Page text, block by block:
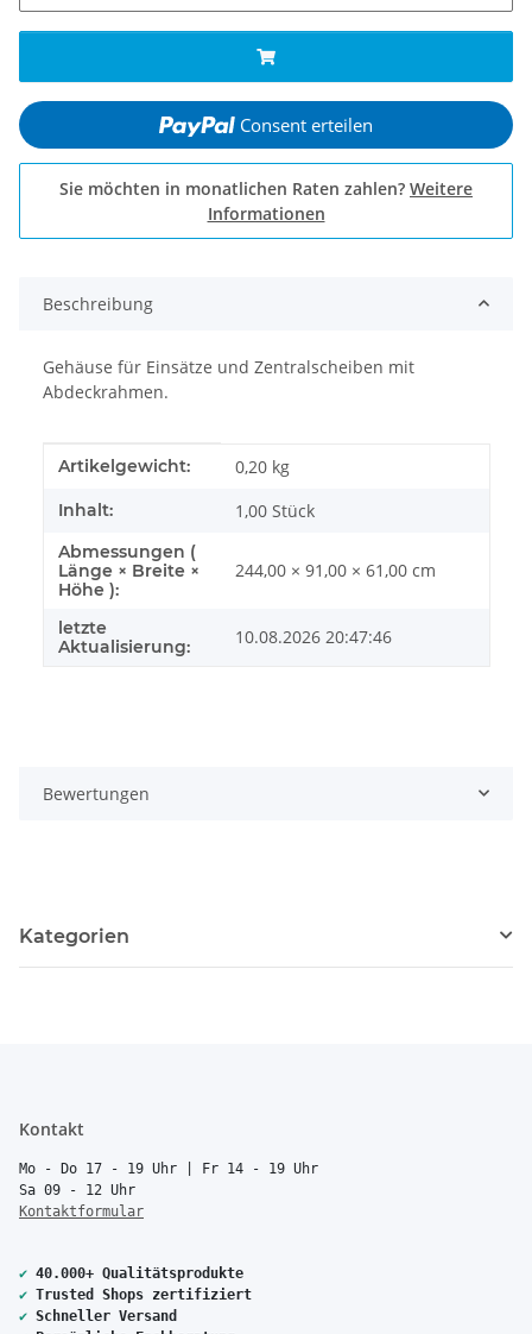
Consent erteilen
Sie möchten in monatlichen Raten zahlen? Weitere
Informationen
Beschreibung
Gehäuse für Einsätze und Zentralscheiben mit
Abdeckrahmen.
Produkteigenschaft
Wert
Artikelgewicht: 0,20 kg
Inhalt: 1,00 Stück
Abmessungen (
Länge × Breite ×
Höhe ):
244,00 × 91,00 × 61,00 cm
letzte
Aktualisierung:
10.08.2026 20:47:46
Bewertungen
Kategorien
Kontakt
Mo - Do 17 - 19 Uhr | Fr 14 - 19 Uhr
Sa 09 - 12 Uhr
Kontaktformular
✔ 40.000+ Qualitätsprodukte
✔ Trusted Shops zertifiziert
✔ Schneller Versand